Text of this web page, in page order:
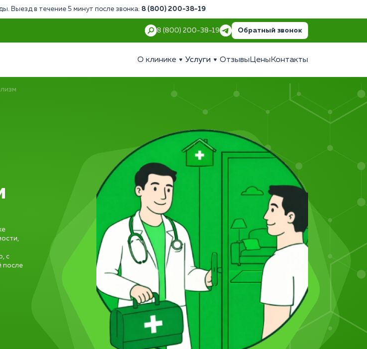
Выезд в течение 5 минут после звонка: 8 (800) 200-38-19
8 (800) 200-38-19 Обратный звонок
О клинике Услуги Отзывы Цены Контакты
с
после